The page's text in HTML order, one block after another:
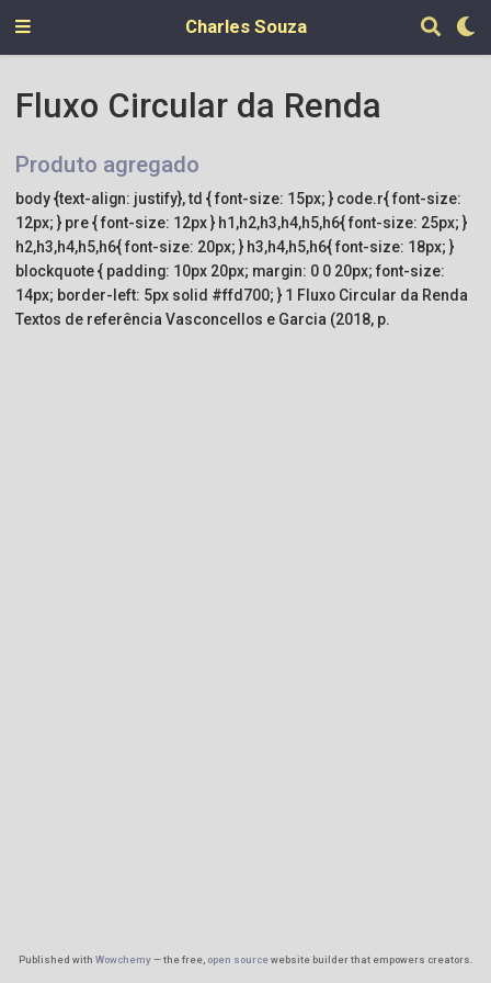
Charles Souza
Fluxo Circular da Renda
Produto agregado
body {text-align: justify}, td { font-size: 15px; } code.r{ font-size:
12px; } pre { font-size: 12px } h1,h2,h3,h4,h5,h6{ font-size: 25px; }
h2,h3,h4,h5,h6{ font-size: 20px; } h3,h4,h5,h6{ font-size: 18px; }
blockquote { padding: 10px 20px; margin: 0 0 20px; font-size:
14px; border-left: 5px solid #ffd700; } 1 Fluxo Circular da Renda
Textos de referência Vasconcellos e Garcia (2018, p.
Published with Wowchemy— the free, open sourcewebsite builder that empowers creators.